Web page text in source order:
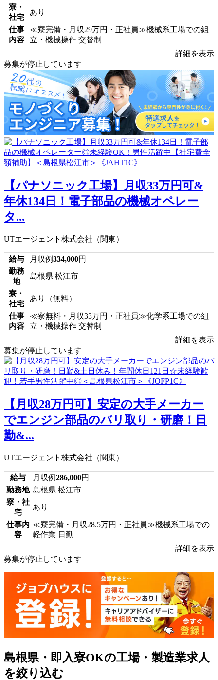
寮・
社宅
あり
仕事
内容
≪寮完備・月収29万円・正社員≫機械系工場での組
立・機械操作 交替制
詳細を表示
募集が停止しています
【パナソニック工場】月収33万円可&
年休134日！電子部品の機械オペレー
タ...
UTエージェント株式会社（関東）
給与 月収例334,000円
勤務
地
島根県 松江市
寮・
社宅
あり（無料）
仕事
内容
≪寮無料・月収33万円・正社員≫化学系工場での組
立・機械操作 交替制
詳細を表示
募集が停止しています
【月収28万円可】安定の大手メーカー
でエンジン部品のバリ取り・研磨！日
勤&...
UTエージェント株式会社（関東）
給与 月収例286,000円
勤務地 島根県 松江市
寮・社
宅
あり
仕事内
容
≪寮完備・月収28.5万円・正社員≫機械系工場での
軽作業 日勤
詳細を表示
募集が停止しています
島根県・即入寮OKの工場・製造業求人
を絞り込む